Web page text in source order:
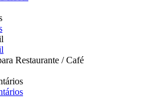
Restaurante / Café